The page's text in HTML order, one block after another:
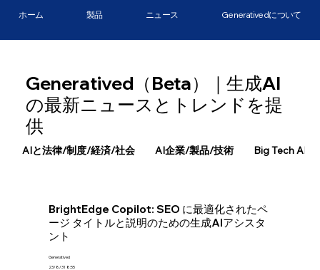
Generatived（Beta）｜生成AI
の最新ニュースとトレンドを提
供
BrightEdge Copilot: SEO に最適化されたペ
ージ タイトルと説明のための生成AIアシスタ
ント
Generatived
23/8/31 8:55
ホーム 製品 ニュース Generativedについて
AIと法律/制度/経済/社会 AI企業/製品/技術 Big Tech AI